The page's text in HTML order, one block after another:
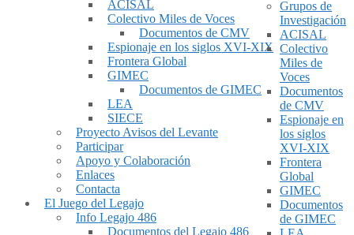
ACISAL
Colectivo Miles de Voces
Documentos de CMV
Espionaje en los siglos XVI-XIX
Frontera Global
GIMEC
Documentos de GIMEC
LEA
SIECE
Proyecto Avisos del Levante
Participar
Apoyo y Colaboración
Enlaces
Contacta
El Juego del Legajo
Info Legajo 486
Documentos del Legajo 486
Grupos de
Investigación
ACISAL
Colectivo
Miles de
Voces
Documentos
de CMV
Espionaje en
los siglos
XVI-XIX
Frontera
Global
GIMEC
Documentos
de GIMEC